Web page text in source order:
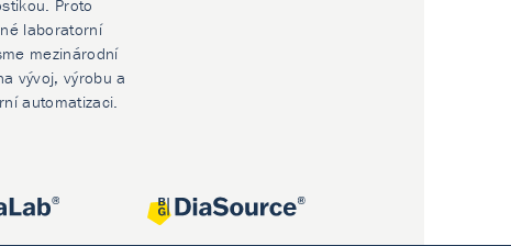
Proto
laboratorní
mezinárodní
vývoj, výrobu a
automatizaci.